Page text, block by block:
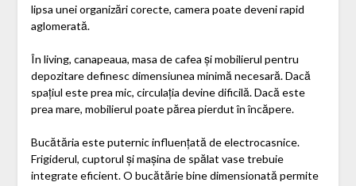
lipsa unei organizări corecte, camera poate deveni rapid
aglomerată.
În living, canapeaua, masa de cafea și mobilierul pentru
depozitare definesc dimensiunea minimă necesară. Dacă
spațiul este prea mic, circulația devine dificilă. Dacă este
prea mare, mobilierul poate părea pierdut în încăpere.
Bucătăria este puternic influențată de electrocasnice.
Frigiderul, cuptorul și mașina de spălat vase trebuie
integrate eficient. O bucătărie bine dimensionată permite